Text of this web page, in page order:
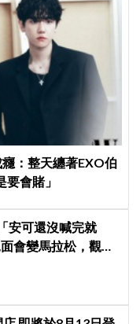
：整天纏著EXO伯
會賭」
安可還沒喊完就
會變馬拉松，觀眾